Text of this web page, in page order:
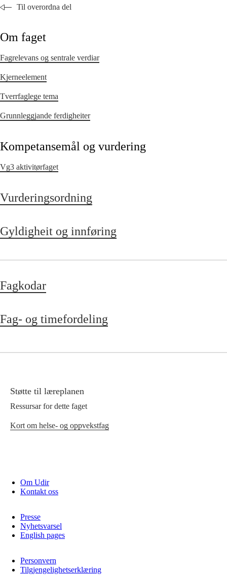
Til overordna del
Om faget
Fagrelevans og sentrale verdiar
Kjerneelement
Tverrfaglege tema
Grunnleggjande ferdigheiter
Kompetansemål og vurdering
Vg3 aktivitørfaget
Vurderingsordning
Gyldigheit og innføring
Fagkodar
Fag- og timefordeling
Støtte til læreplanen
Ressursar for dette faget
Kort om helse- og oppvekstfag
Om Udir
Kontakt oss
Presse
Nyhetsvarsel
English pages
Personvern
Tilgjengelighetserklæring